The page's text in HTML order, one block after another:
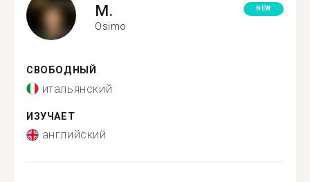
M.
Osimo
NEW
СВОБОДНЫЙ
итальянский
ИЗУЧАЕТ
английский